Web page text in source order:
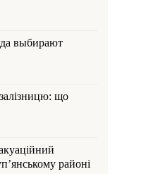
выбирают
що
районі